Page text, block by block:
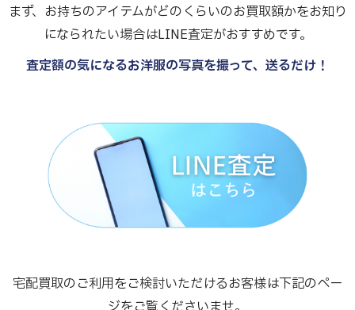
まず、お持ちのアイテムがどのくらいのお買取額かをお知り
になられたい場合はLINE査定がおすすめです。
査定額の気になるお洋服の写真を撮って、送るだけ！
宅配買取のご利用をご検討いただけるお客様は下記のペー